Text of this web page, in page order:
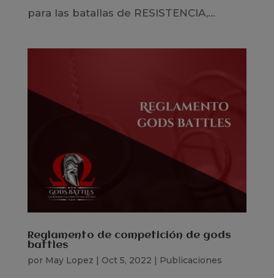
para las batallas de RESISTENCIA,...
Reglamento de competición de gods
battles
por May Lopez Oct 5, 2022 Publicaciones